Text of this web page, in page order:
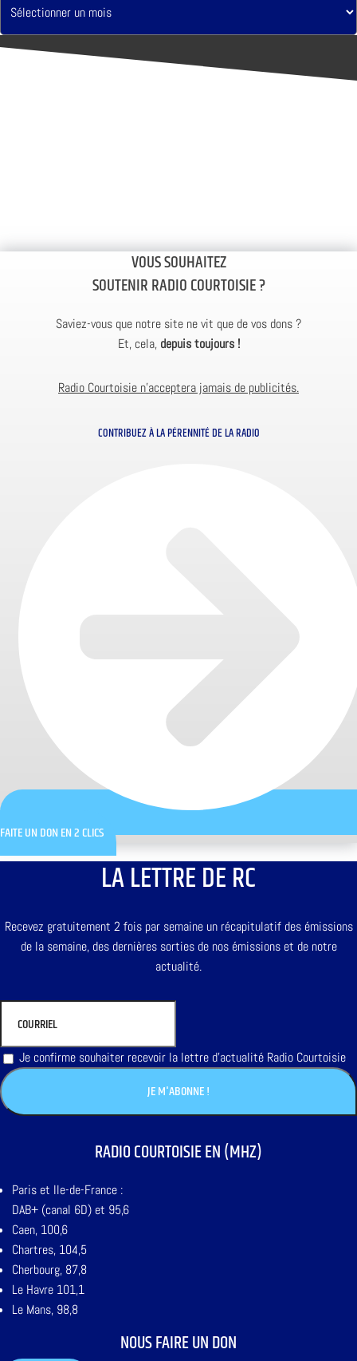
VOUS SOUHAITEZ
SOUTENIR RADIO COURTOISIE ?
Saviez-vous que notre site ne vit que de vos dons ?
Et, cela, depuis toujours !
Radio Courtoisie n’acceptera jamais de publicités.
CONTRIBUEZ À LA PÉRENNITÉ DE LA RADIO
FAITE UN DON EN 2 CLICS
LA LETTRE DE RC
Recevez gratuitement 2 fois par semaine un récapitulatif des émissions
de la semaine, des dernières sorties de nos émissions et de notre
actualité.
Je confirme souhaiter recevoir la lettre d'actualité Radio Courtoisie
RADIO COURTOISIE EN (MHZ)
Paris et Ile-de-France :
DAB+ (canal 6D) et 95,6
Caen, 100,6
Chartres, 104,5
Cherbourg, 87,8
Le Havre 101,1
Le Mans, 98,8
NOUS FAIRE UN DON